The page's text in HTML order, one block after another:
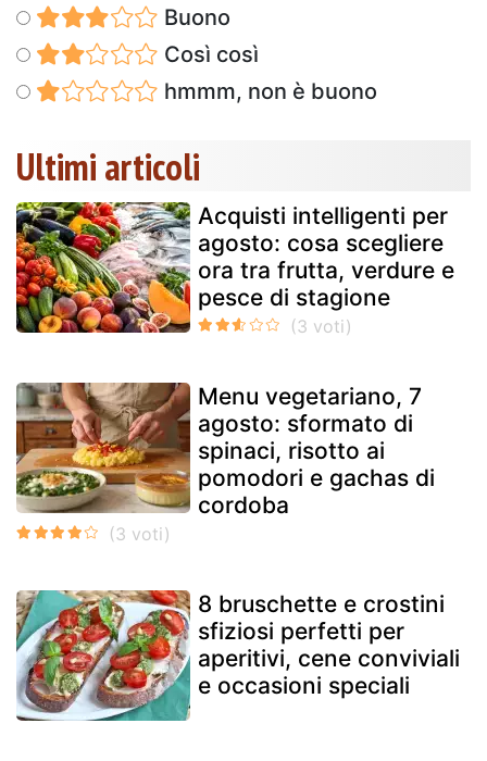
Buono
Così così
hmmm, non è buono
Ultimi articoli
Acquisti intelligenti per
agosto: cosa scegliere
ora tra frutta, verdure e
pesce di stagione
Menu vegetariano, 7
agosto: sformato di
spinaci, risotto ai
pomodori e gachas di
cordoba
8 bruschette e crostini
sfiziosi perfetti per
aperitivi, cene conviviali
e occasioni speciali